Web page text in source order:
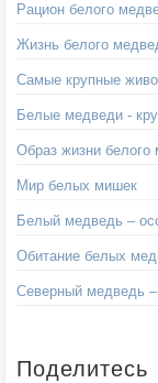
Рацион белого
Жизнь белого
Самые крупные
Белые медведи -
Образ жизни белого
Мир белых мишек
Белый медведь –
Обитание белых
Северный медведь
Поделитесь